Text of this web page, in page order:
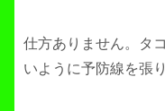
仕方ありません。タ
いように予防線を張